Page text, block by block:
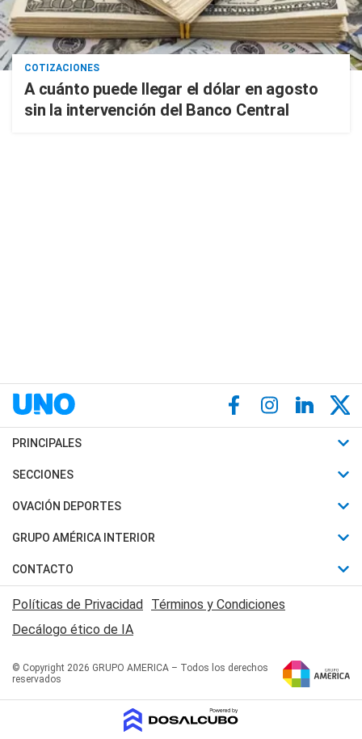
COTIZACIONES
A cuánto puede llegar el dólar en agosto
sin la intervención del Banco Central
PRINCIPALES
Últimas Noticias
Política
Judiciales
Economia
SECCIONES
Horóscopo
Motores
Trucos caseros
Series y Películas
Edictos y Solicitadas
OVACIÓN DEPORTES
Fútbol
Mundial
Automovilismo
Rugby
Básquet
GRUPO AMÉRICA INTERIOR
Canal 7 en Vivo
San Juan 8
CONTACTO
Acerca de Nosotros
Contactanos
Políticas de Privacidad Términos y Condiciones
Decálogo ético de IA
© Copyright 2026 GRUPO AMERICA – Todos los derechos
reservados